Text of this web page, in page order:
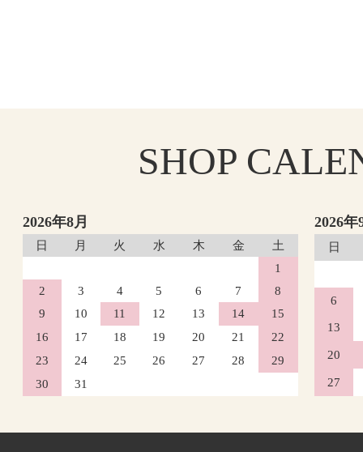
SHOP
2026年8月
日 月 火 水 木 金
土
1
2
3 4 5 6 7
8
9
10 11 12 13 14
15
16
17 18 19 20 21
22
23
24 25 26 27 28
29
30
31
2026年
日
6
13
20
27